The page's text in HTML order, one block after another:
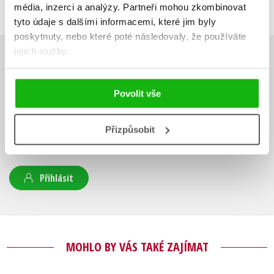
média, inzerci a analýzy. Partneři mohou zkombinovat
tyto údaje s dalšími informacemi, které jim byly
poskytnuty, nebo které poté následovaly, že používáte
jejich služby.
Povolit vše
Přizpůsobit
HODNOCENÍ ČTENÁŘŮ
V současné době nejsou vytvořena žádná uživatelská hodnocení.
Přihlásit
MOHLO BY VÁS TAKÉ ZAJÍMAT